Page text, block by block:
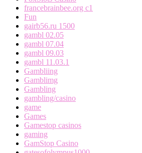
francebrainbee.org c1
Fun
gairb56.ru 1500
gambl 02.05
gambl 07.04
gambl 09.03
gambl 11.03.1
Gambliing
Gamblimg
Gambling
gambling/casino
game
Games
Gamestop casinos
gaming
GamStop Casino